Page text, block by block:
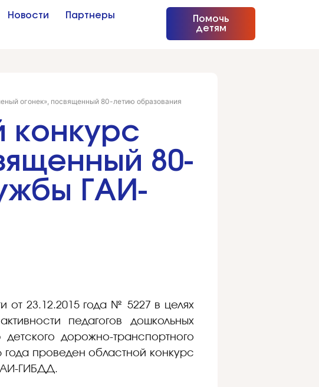
Новости
Партнеры
Помочь
детям
огонек», посвященный 80-летию образования
конкурс
80-
ГАИ-
от 23.12.2015 года № 5227 в целях
педагогов дошкольных
дорожно-транспортного
проведен областной конкурс
ГИБДД.